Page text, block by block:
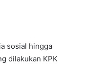
sosial hingga
dilakukan KPK